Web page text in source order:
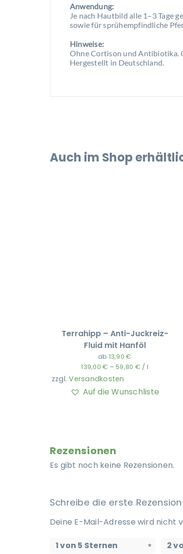
Anwendung:
Je nach Hautbild alle 1–3 Tage
sowie für sprühempfindliche
Hinweise:
Ohne Cortison und Antibiotika.
Hergestellt in Deutschland.
Auch im Shop
Terrahipp – Anti-Juckreiz-
Fluid mit Hanföl
ab 13,90€
139,00€ –59,80 € / l
zzgl.Versandkosten
Auf die Wunschliste
Rezensionen
Es gibt noch keine Rezensionen.
Schreibe die erste
Deine E-Mail-Adresse wird nicht
1 von 5 Sternen 2